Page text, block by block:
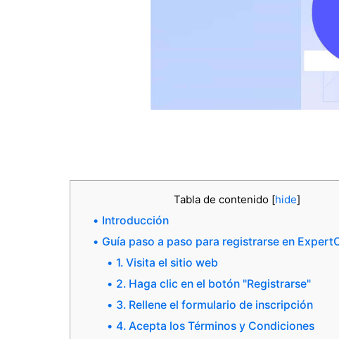
Tabla de contenido [hide]
Introducción
Guía paso a paso para registrarse en
1. Visita el sitio web
2. Haga clic en el botón "Registrarse"
3. Rellene el formulario de inscripción
4. Acepta los Términos y Condiciones